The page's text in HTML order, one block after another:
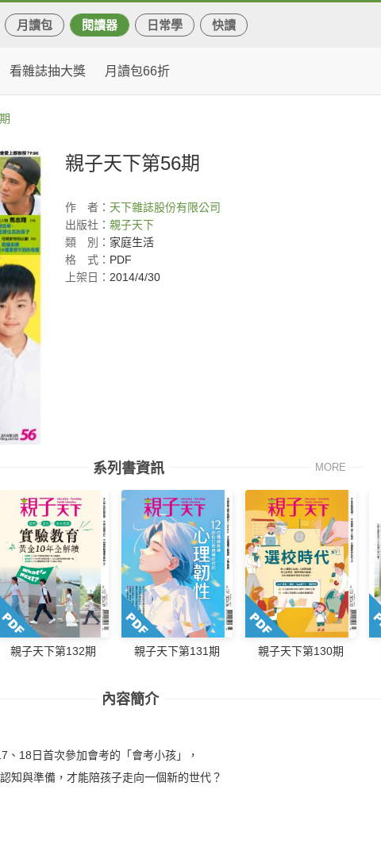
月讀包 閱讀器 日常學 快讀
看雜誌抽大獎 月讀包66折
親子天下第56期
作 者： 天下雜誌股份有限公司
出版社： 親子天下
類
別： 家庭生活
格
式： PDF
上架日： 2014/4/30
系列書資訊 MORE
親子天下第132期 親子天下第131期 親子天下第130期
內容簡介
、18日首次參加會考的「會考小孩」，
知與準備，才能陪孩子走向一個新的世代？